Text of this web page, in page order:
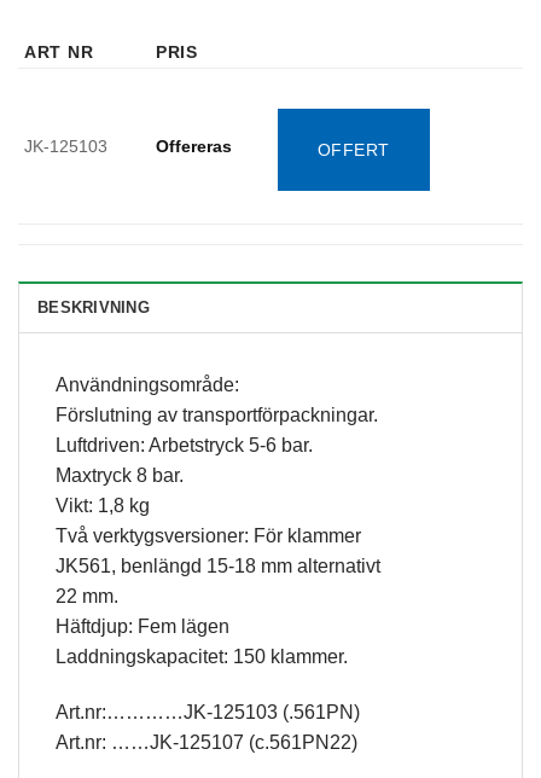
ART NR PRIS
JK-125103 Offereras OFFERT
BESKRIVNING
Användningsområde:
Förslutning av transportförpackningar.
Luftdriven: Arbetstryck 5-6 bar.
Maxtryck 8 bar.
Vikt: 1,8 kg
Två verktygsversioner: För klammer
JK561, benlängd 15-18 mm alternativt
22 mm.
Häftdjup: Fem lägen
Laddningskapacitet: 150 klammer.
Art.nr:…………JK-125103 (.561PN)
Art.nr: ……JK-125107 (c.561PN22)
hemsidan
över huvud
fungera.
För att vi ska
kunna
förbättra
funktionalitet
och
uppbyggnad,
baserat på
hur
används.